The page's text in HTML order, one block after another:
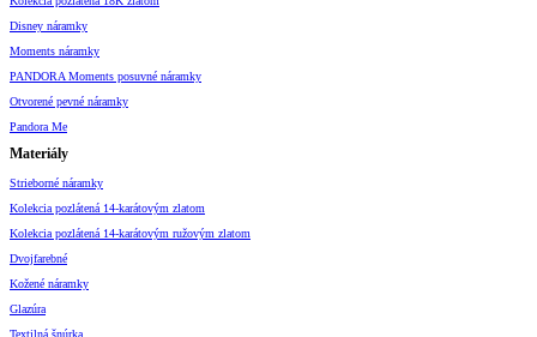
Disney náramky
Moments náramky
PANDORA Moments posuvné náramky
Otvorené pevné náramky
Pandora Me
Materiály
Strieborné náramky
Kolekcia pozlátená 14-karátovým zlatom
Kolekcia pozlátená 14-karátovým ružovým zlatom
Dvojfarebné
Kožené náramky
Glazúra
Textilná šnúrka